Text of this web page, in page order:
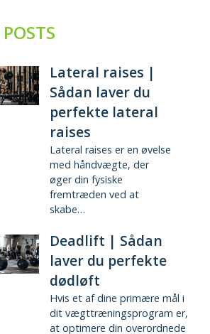
Lateral raises |
Sådan laver du
perfekte lateral
raises
Lateral raises er en øvelse
med håndvægte, der
øger din fysiske
fremtræden ved at
skabe…
Deadlift | Sådan
laver du perfekte
dødløft
Hvis et af dine primære mål i
dit vægttræningsprogram er,
at optimere din overordnede